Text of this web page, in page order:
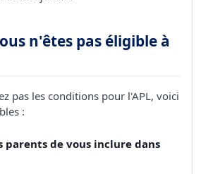
n'êtes pas éligible à
pas les conditions pour l'APL, voici
:
parents de vous inclure dans